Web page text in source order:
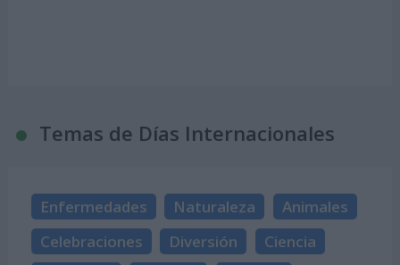
Temas de Días Internacionales
Enfermedades Naturaleza
Animales
Celebraciones
Diversión
Ciencia